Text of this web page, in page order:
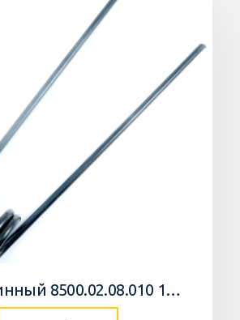
Зуб пружинный 8500.02.08.010 10 Агромастер